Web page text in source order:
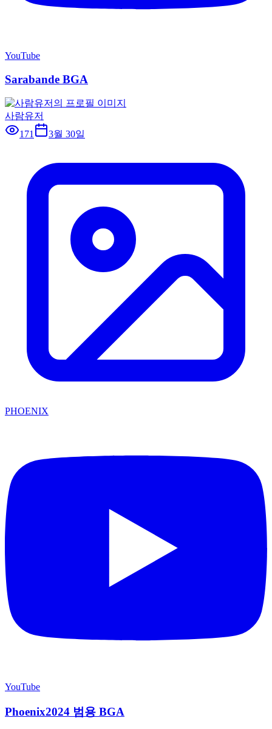
YouTube
Sarabande BGA
사람유저
171
3월 30일
PHOENIX
YouTube
Phoenix2024 범용 BGA